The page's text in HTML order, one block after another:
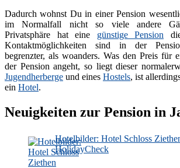
Dadurch wohnst Du in einer Pension
im Normalfall nicht so viele andere
Privatsphäre hat eine günstige Pension
Kontaktmöglichkeiten sind in der
begrenzter, als woanders. Was den Preis für
der Pension angeht, so liegt dieser
Jugendherberge und eines Hostels, ist
ein Hotel.
Neuigkeiten zur Pension in
Hotelbilder: Hotel Schloss
HolidayCheck